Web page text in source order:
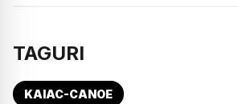
TAGURI
KAIAC-CANOE